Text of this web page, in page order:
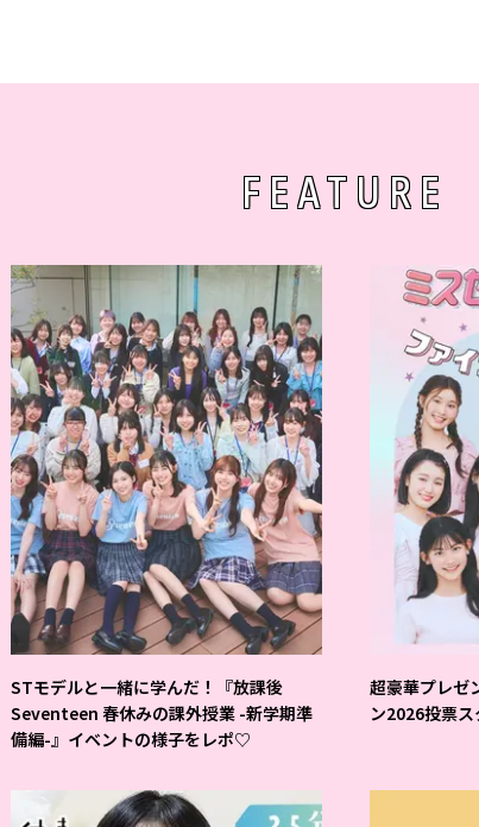
FEATURE
STモデルと一緒に学んだ！『放課後
Seventeen 春休みの課外授業 -新学期準
備編-』イベントの様子をレポ♡
超豪華プレゼ
ン2026投票ス